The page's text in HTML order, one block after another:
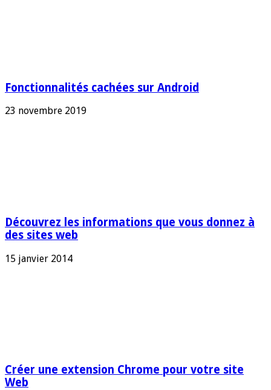
Fonctionnalités cachées sur Android
23 novembre 2019
Découvrez les informations que vous donnez à
des sites web
15 janvier 2014
Créer une extension Chrome pour votre site
Web